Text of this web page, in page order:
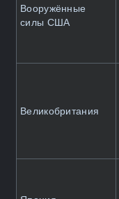
Вооружённые
силы США
Великобритания